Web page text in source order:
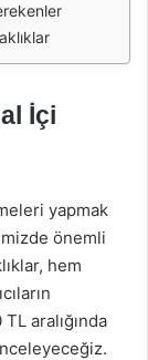
İçi
yapmak
önemli
hem
aralığında